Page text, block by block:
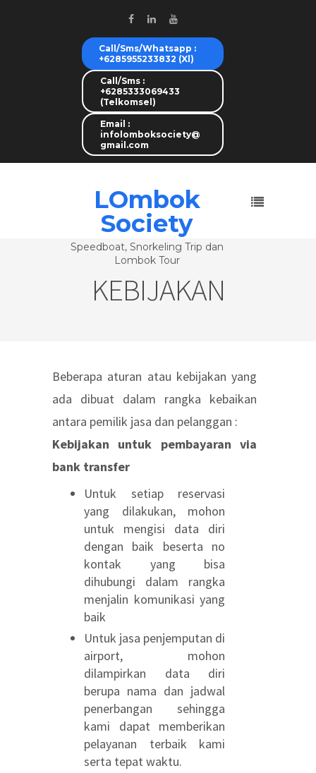
Call/Sms/Whatsapp :
+6285955233832 (Xl)
Call/Sms :
+6285333069433
(Telkomsel)
Email :
infolomboksociety@
gmail.com
LOmbok
Society
Speedboat, Snorkeling Trip dan
Lombok Tour
KEBIJAKAN
Beberapa aturan atau kebijakan yang
ada dibuat dalam rangka kebaikan
antara pemilik jasa dan pelanggan :
Kebijakan untuk pembayaran via
bank transfer
Untuk setiap reservasi
yang dilakukan, mohon
untuk mengisi data diri
dengan baik beserta no
kontak yang bisa
dihubungi dalam rangka
menjalin komunikasi yang
baik
Untuk jasa penjemputan di
airport, mohon
dilampirkan data diri
berupa nama dan jadwal
penerbangan sehingga
kami dapat memberikan
pelayanan terbaik kami
serta tepat waktu.